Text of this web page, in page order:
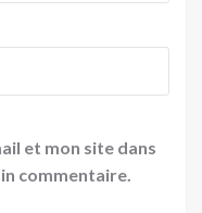
et mon site dans
commentaire.